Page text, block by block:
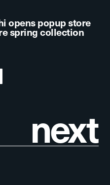
opens popup store
spring collection
next